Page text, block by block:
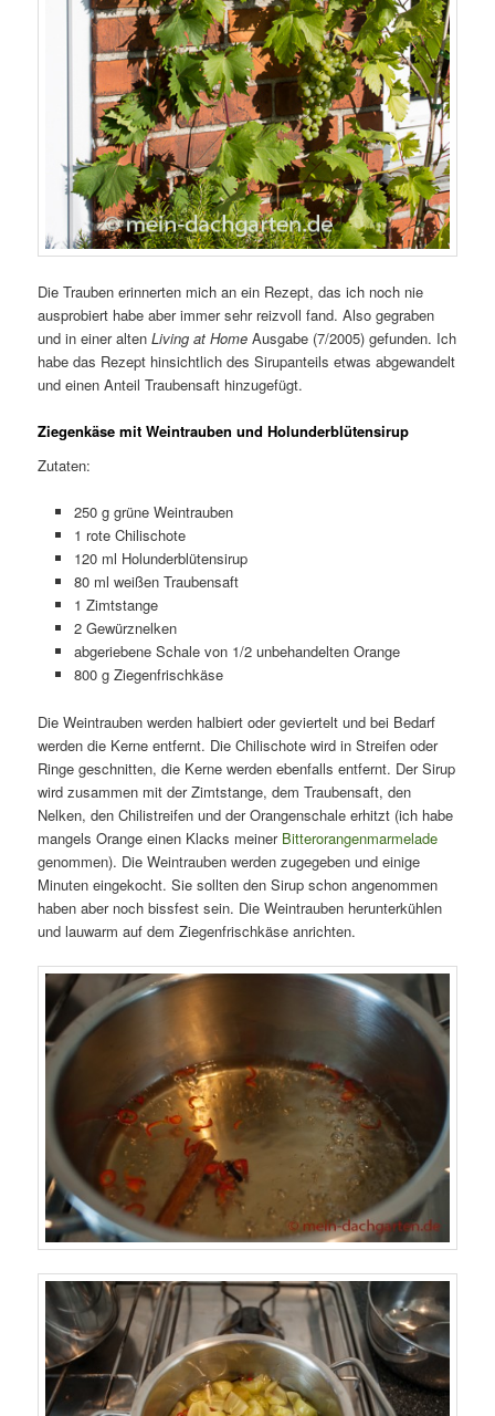
Die Trauben erinnerten mich an ein Rezept, das ich noch nie
ausprobiert habe aber immer sehr reizvoll fand. Also gegraben
und in einer altenLiving at Home Ausgabe (7/2005) gefunden. Ich
habe das Rezept hinsichtlich des Sirupanteils etwas abgewandelt
und einen Anteil Traubensaft hinzugefügt.
Ziegenkäse mit Weintrauben und Holunderblütensirup
Zutaten:
250 g grüne Weintrauben
1 rote Chilischote
120 ml Holunderblütensirup
80 ml weißen Traubensaft
1 Zimtstange
2 Gewürznelken
abgeriebene Schale von 1/2 unbehandelten Orange
800 g Ziegenfrischkäse
Die Weintrauben werden halbiert oder geviertelt und bei Bedarf
werden die Kerne entfernt. Die Chilischote wird in Streifen oder
Ringe geschnitten, die Kerne werden ebenfalls entfernt. Der Sirup
wird zusammen mit der Zimtstange, dem Traubensaft, den
Nelken, den Chilistreifen und der Orangenschale erhitzt (ich habe
mangels Orange einen Klacks meiner Bitterorangenmarmelade
genommen). Die Weintrauben werden zugegeben und einige
Minuten eingekocht. Sie sollten den Sirup schon angenommen
haben aber noch bissfest sein. Die Weintrauben herunterkühlen
und lauwarm auf dem Ziegenfrischkäse anrichten.